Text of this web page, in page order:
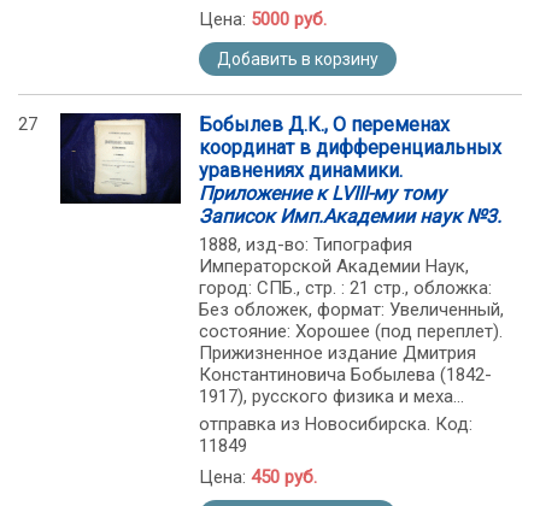
Цена: 5000 руб.
Добавить в корзину
27
Бобылев Д.К., О переменах
координат в дифференциальных
уравнениях динамики.
Приложение к LVIII-му тому
Записок Имп.Академии наук №3.
1888, изд-во: Типография
Императорской Академии Наук,
город: СПБ., стр. : 21 стр., обложка:
Без обложек, формат: Увеличенный,
состояние: Хорошее (под переплет).
Прижизненное издание Дмитрия
Константиновича Бобылева (1842-
1917), русского физика и меха...
отправка из Новосибирска. Код:
11849
Цена: 450 руб.